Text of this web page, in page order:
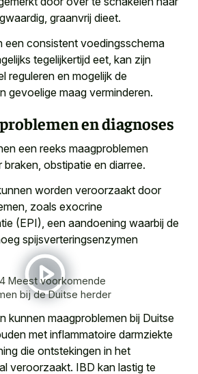
graanvrij dieet.
een consistent voedingsschema
tegelijkertijd eet, kan zijn
reguleren en mogelijk de
gevoelige maag verminderen.
en diagnoses
een reeks maagproblemen
obstipatie en diarree.
worden veroorzaakt door
zoals exocrine
(EPI), een aandoening waarbij de
spijsverteringsenzymen
4 Meest voorkomende
bij de Duitse herder
kunnen maagproblemen bij Duitse
met inflammatoire darmziekte
die ontstekingen in het
veroorzaakt. IBD kan lastig te